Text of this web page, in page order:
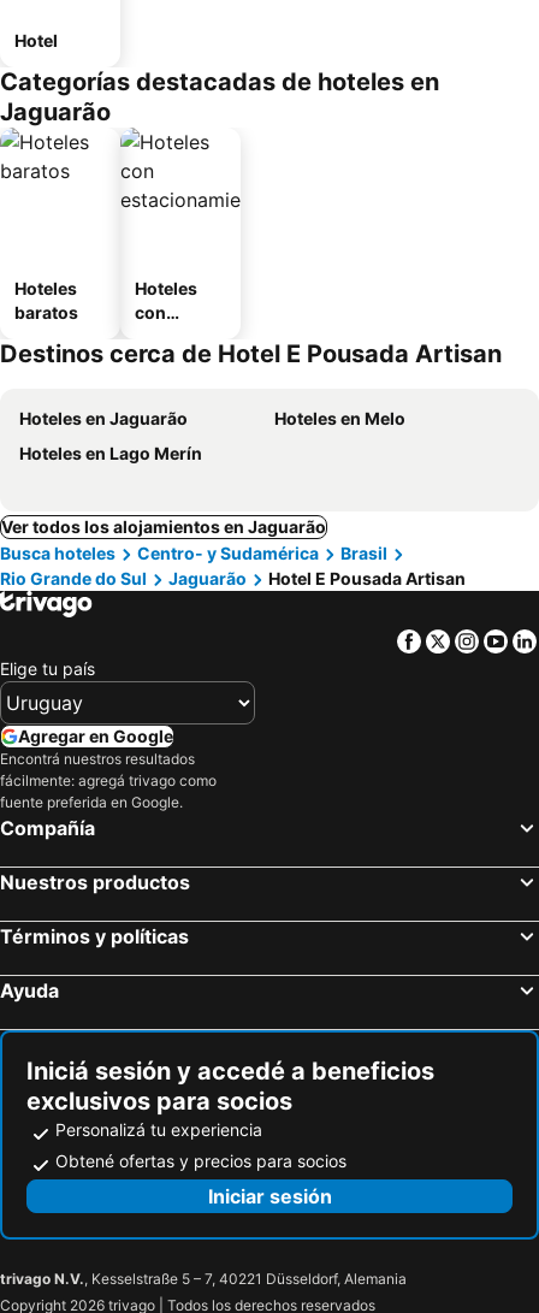
Hotel
Categorías destacadas de hoteles en
Jaguarão
Hoteles
baratos
Hoteles
con
miento
Destinos cerca de Hotel E Pousada Artisan
Hoteles en Jaguarão
Hoteles en Melo
Hoteles en Lago Merín
Ver todos los alojamientos en Jaguarão
Busca hoteles
Centro- y Sudamérica
Brasil
Rio Grande do Sul
Jaguarão Hotel E Pousada Artisan
Facebook
Twitter
Elige tu país
Agregar en Google
Encontrá nuestros resultados
fácilmente: agregá trivago como
fuente preferida en Google.
Compañía
Nuestros productos
Términos y políticas
Ayuda
Iniciá sesión y accedé a beneficios
exclusivos para socios
Personalizá tu experiencia
Obtené ofertas y precios para socios
Iniciar sesión
trivago N.V., Kesselstraße 5 – 7, 40221 Düsseldorf, Alemania
Copyright 2026 trivago | Todos los derechos reservados